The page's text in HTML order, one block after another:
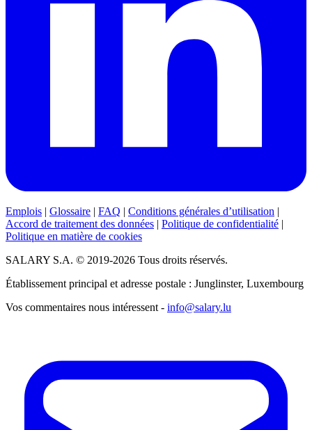
Emplois | Glossaire | FAQ | Conditions générales d’utilisation |
Accord de traitement des données | Politique de confidentialité |
Politique en matière de cookies
SALARY S.A. © 2019-2026 Tous droits réservés.
Établissement principal et adresse postale : Junglinster, Luxembourg
Vos commentaires nous intéressent - info@salary.lu